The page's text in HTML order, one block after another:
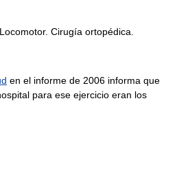
Cirugía ortopédica.
en el informe de 2006 informa que
para ese ejercicio eran los